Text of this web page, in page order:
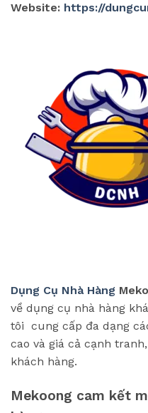
Website: https://
Dụng Cụ Nhà Hàng
về dụng cụ nhà hàng
tôi cung cấp đa dạng
cao và giá cả cạnh
khách hàng.
Mekoong cam kết